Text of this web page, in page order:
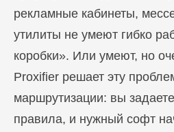
рекламные кабинеты,
утилиты не умеют гибко
коробки». Или умеют, но
Proxifier решает эту
маршрутизации: вы
правила, и нужный софт